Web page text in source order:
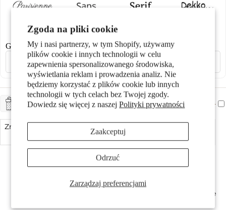
Zgoda na pliki cookie
My i nasi partnerzy, w tym Shopify, używamy
plików cookie i innych technologii w celu
zapewnienia spersonalizowanego środowiska,
wyświetlania reklam i prowadzenia analiz. Nie
będziemy korzystać z plików cookie lub innych
technologii w tych celach bez Twojej zgody.
Dowiedz się więcej z naszejPolityki prywatności
Zarządzaj preferencjami
Zaakceptuj
Odrzuć
Motywy
Stylizacje
0,00 zł 0,00 zł
Grawerowanie laserowe
ZAPAKUJ NA PREZENT + CHF 5.-
Zmniejsz ilość
Zwiększ ilość
Made in Germany
Antyalergiczny i przyjazny dla skóry
Możliwość indywidualnego grawerowania
Profil pierścienia: proste na zewnątrz/wygięte wewnątrz